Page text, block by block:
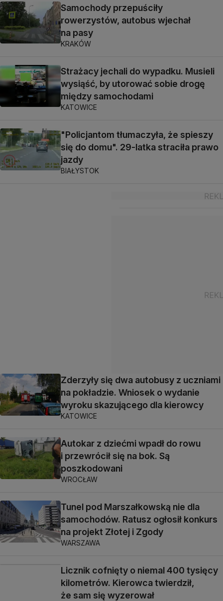
Samochody przepuściły
rowerzystów, autobus wjechał
na pasy
KRAKÓW
Strażacy jechali do wypadku. Musieli
wysiąść, by utorować sobie drogę
między samochodami
KATOWICE
"Policjantom tłumaczyła, że spieszy
się do domu". 29-latka straciła prawo
jazdy
BIAŁYSTOK
Zderzyły się dwa autobusy z uczniami
na pokładzie. Wniosek o wydanie
wyroku skazującego dla kierowcy
KATOWICE
Autokar z dziećmi wpadł do rowu
i przewrócił się na bok. Są
poszkodowani
WROCŁAW
Tunel pod Marszałkowską nie dla
samochodów. Ratusz ogłosił konkurs
na projekt Złotej i Zgody
WARSZAWA
Licznik cofnięty o niemal 400 tysięcy
kilometrów. Kierowca twierdził,
że sam się wyzerował